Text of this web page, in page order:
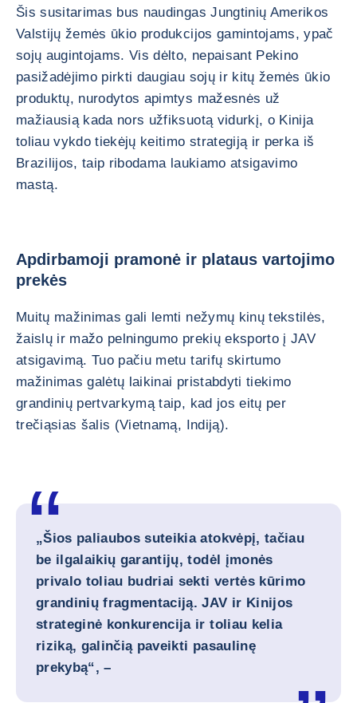
Šis susitarimas bus naudingas Jungtinių Amerikos
Valstijų žemės ūkio produkcijos gamintojams, ypač
sojų augintojams. Vis dėlto, nepaisant Pekino
pasižadėjimo pirkti daugiau sojų ir kitų žemės ūkio
produktų, nurodytos apimtys mažesnės už
mažiausią kada nors užfiksuotą vidurkį, o Kinija
toliau vykdo tiekėjų keitimo strategiją ir perka iš
Brazilijos, taip ribodama laukiamo atsigavimo
mastą.
Apdirbamoji pramonė ir plataus vartojimo
prekės
Muitų mažinimas gali lemti nežymų kinų tekstilės,
žaislų ir mažo pelningumo prekių eksporto į JAV
atsigavimą. Tuo pačiu metu tarifų skirtumo
mažinimas galėtų laikinai pristabdyti tiekimo
grandinių pertvarkymą taip, kad jos eitų per
trečiąsias šalis (Vietnamą, Indiją).
„Šios paliaubos suteikia atokvėpį, tačiau
be ilgalaikių garantijų, todėl įmonės
privalo toliau budriai sekti vertės kūrimo
grandinių fragmentaciją. JAV ir Kinijos
strateginė konkurencija ir toliau kelia
riziką, galinčią paveikti pasaulinę
prekybą“, –